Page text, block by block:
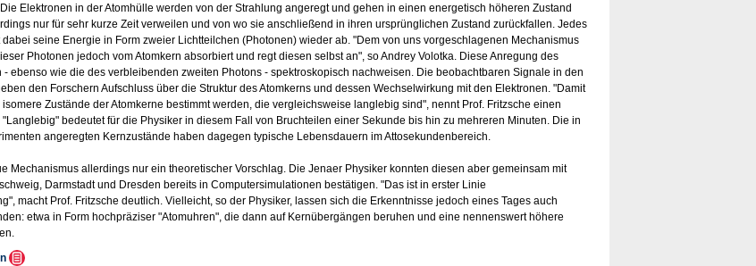
Elektronen in der Atomhülle werden von der Strahlung angeregt und gehen in einen energetisch höheren Zustand
nur für sehr kurze Zeit verweilen und von wo sie anschließend in ihren ursprünglichen Zustand zurückfallen. Jedes
dabei seine Energie in Form zweier Lichtteilchen (Photonen) wieder ab. "Dem von uns vorgeschlagenen Mechanismus
Photonen jedoch vom Atomkern absorbiert und regt diesen selbst an", so Andrey Volotka. Diese Anregung des
- ebenso wie die des verbleibenden zweiten Photons - spektroskopisch nachweisen. Die beobachtbaren Signale in den
den Forschern Aufschluss über die Struktur des Atomkerns und dessen Wechselwirkung mit den Elektronen. "Damit
Zustände der Atomkerne bestimmt werden, die vergleichsweise langlebig sind", nennt Prof. Fritzsche einen
bedeutet für die Physiker in diesem Fall von Bruchteilen einer Sekunde bis hin zu mehreren Minuten. Die in
angeregten Kernzustände haben dagegen typische Lebensdauern im Attosekundenbereich.
Mechanismus allerdings nur ein theoretischer Vorschlag. Die Jenaer Physiker konnten diesen aber gemeinsam mit
Darmstadt und Dresden bereits in Computersimulationen bestätigen. "Das ist in erster Linie
macht Prof. Fritzsche deutlich. Vielleicht, so der Physiker, lassen sich die Erkenntnisse jedoch eines Tages auch
etwa in Form hochpräziser "Atomuhren", die dann auf Kernübergängen beruhen und eine nennenswert höhere